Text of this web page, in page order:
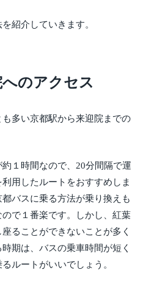
紹介していきます。
のアクセス
多い京都駅から来迎院までの
１時間なので、20分間隔で運
用したルートをおすすめしま
バスに乗る方法が乗り換えも
で１番楽です。しかし、紅葉
ることができないことが多く
期は、バスの乗車時間が短く
ルートがいいでしょう。